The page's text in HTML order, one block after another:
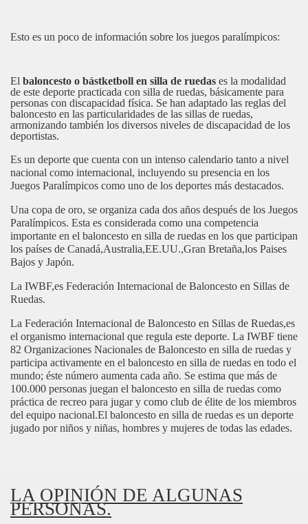
Esto es un poco de información sobre los juegos paralímpicos:
El baloncesto o bástketboll en silla de ruedas es la modalidad
de este deporte practicada con silla de ruedas, básicamente para
personas con discapacidad física. Se han adaptado las reglas del
baloncesto en las particularidades de las sillas de ruedas,
armonizando también los diversos niveles de discapacidad de los
deportistas.
Es un deporte que cuenta con un intenso calendario tanto a nivel
nacional como internacional, incluyendo su presencia en los
Juegos Paralímpicos como uno de los deportes más destacados.
Una copa de oro, se organiza cada dos años después de los Juegos
Paralímpicos. Esta es considerada como una competencia
importante en el baloncesto en silla de ruedas en los que participan
los países de Canadá,Australia,EE.UU.,Gran Bretaña,los Paises
Bajos y Japón.
La IWBF,es Federación Internacional de Baloncesto en Sillas de
Ruedas.
La Federación Internacional de Baloncesto en Sillas de Ruedas,es
el organismo internacional que regula este deporte. La IWBF tiene
82 Organizaciones Nacionales de Baloncesto en silla de ruedas y
participa activamente en el baloncesto en silla de ruedas en todo el
mundo; éste número aumenta cada año. Se estima que más de
100.000 personas juegan el baloncesto en silla de ruedas como
práctica de recreo para jugar y como club de élite de los miembros
del equipo nacional.El baloncesto en silla de ruedas es un deporte
jugado por niños y niñas, hombres y mujeres de todas las edades.
LA OPINIÓN DE ALGUNAS
PERSONAS.